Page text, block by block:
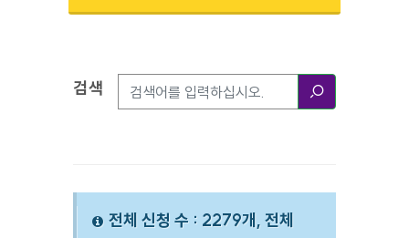
검색옵션
검색
전체 신청 수 : 2279개, 전체